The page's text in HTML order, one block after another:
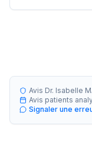
Avis Dr. Isabelle
Avis patients
Signaler une